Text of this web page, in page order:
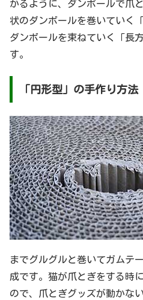
かるように、ダンボールで爪
状のダンボールを巻いていく
ダンボールを束ねていく「長
す。
「円形型」の手作り方法
までグルグルと巻いてガムテ
成です。猫が爪とぎをする時
ので、爪とぎグッズが動かな